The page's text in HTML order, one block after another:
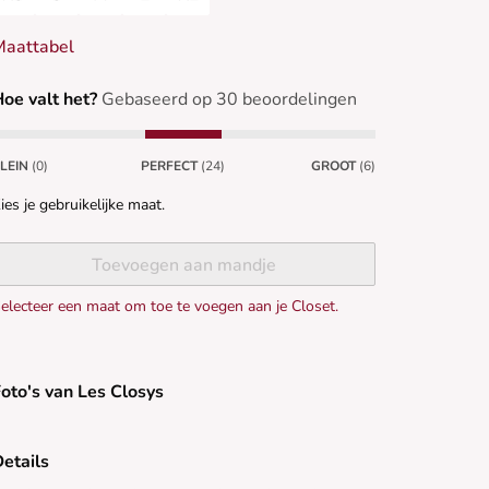
valt het? Gebaseerd op 30 beoordelingen
(0) PERFECT (24) GROOT (6)
je gebruikelijke maat.
Toevoegen aan mandje
een maat om toe te voegen aan je Closet.
van Les Closys